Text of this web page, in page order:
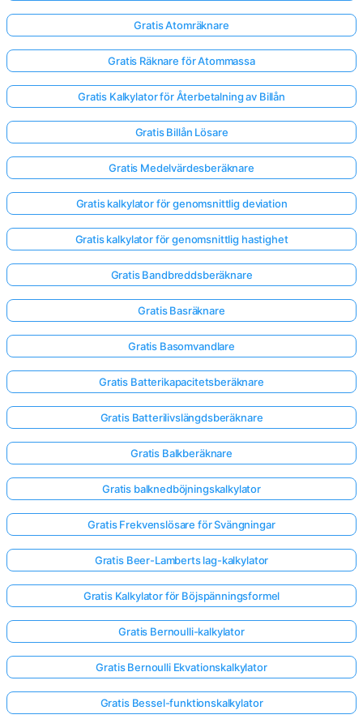
Inga
frågor
än
Gratis Atomräknare
Gratis Räknare för Atommassa
Gratis Kalkylator för Återbetalning av Billån
Gratis Billån Lösare
Gratis Medelvärdesberäknare
Gratis kalkylator för genomsnittlig deviation
Gratis kalkylator för genomsnittlig hastighet
Gratis Bandbreddsberäknare
Gratis Basräknare
Gratis Basomvandlare
Gratis Batterikapacitetsberäknare
Gratis Batterilivslängdsberäknare
Gratis Balkberäknare
Gratis balknedböjningskalkylator
Gratis Frekvenslösare för Svängningar
Gratis Beer-Lamberts lag-kalkylator
Gratis Kalkylator för Böjspänningsformel
Gratis Bernoulli-kalkylator
Gratis Bernoulli Ekvationskalkylator
Gratis Bessel-funktionskalkylator